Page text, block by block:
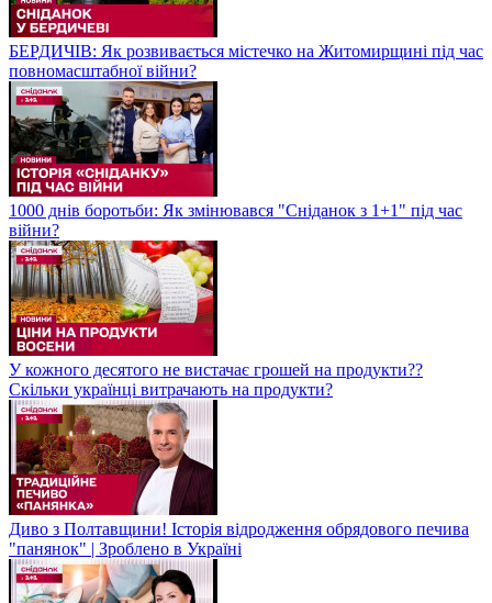
БЕРДИЧІВ: Як розвивається містечко на Житомирщині під час
повномасштабної війни?
1000 днів боротьби: Як змінювався "Сніданок з 1+1" під час
війни?
У кожного десятого не вистачає грошей на продукти??
Скільки українці витрачають на продукти?
Диво з Полтавщини! Історія відродження обрядового печива
"панянок" | Зроблено в Україні